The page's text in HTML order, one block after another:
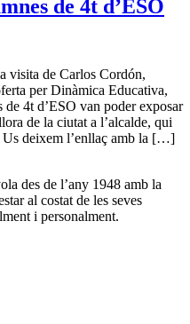
de 4t d’ESO
visita de Carlos Cordón,
per Dinàmica Educativa,
4t d’ESO van poder exposar
de la ciutat a l’alcalde, qui
Us deixem l’enllaç amb la […]
des de l’any 1948 amb la
al costat de les seves
i personalment.